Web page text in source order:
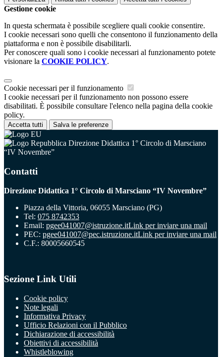
Gestione cookie
In questa schermata è possibile scegliere quali cookie consentire.
I cookie necessari sono quelli che consentono il funzionamento della
piattaforma e non è possibile disabilitarli.
Per conoscere quali sono i cookie necessari al funzionamento potete
visionare la COOKIE POLICY.
Cookie necessari per il funzionamento
I cookie necessari per il funzionamento non possono essere
disabilitati. È possibile consultare l'elenco nella pagina della cookie
policy.
Accetta tutti Salva le preferenze
Direzione Didattica 1° Circolo di Marsciano
“IV Novembre”
Contatti
Direzione Didattica 1° Circolo di Marsciano “IV Novembre”
Piazza della Vittoria, 06055 Marsciano (PG)
Tel: 075 8742353
Email: pgee041007@istruzione.itLink per inviare una mail
PEC: pgee041007@pec.istruzione.itLink per inviare una mail
C.F.: 80005660545
Sezione Link Utili
Cookie policy
Note legali
Informativa Privacy
Ufficio Relazioni con il Pubblico
Dichiarazione di accessibilità
Obiettivi di accessibilità
Whistleblowing